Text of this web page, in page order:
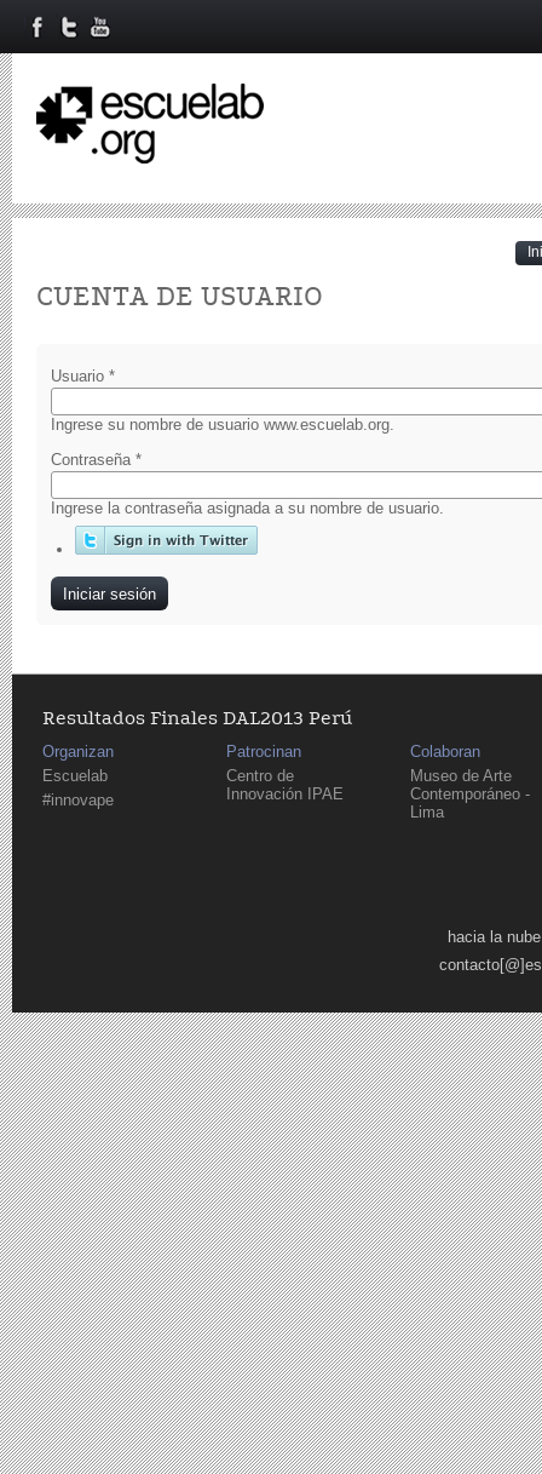
CUENTA DE USUARIO
Usuario *
Ingrese su nombre de usuario www.escuelab.org.
Contraseña *
Ingrese la contraseña asignada a su nombre de usuario.
Resultados Finales DAL2013 Perú
Organizan
Escuelab
#innovape
Patrocinan
Centro de
Innovación IPAE
Colaboran
Museo de Arte
Contemporáneo -
Lima
hacia la